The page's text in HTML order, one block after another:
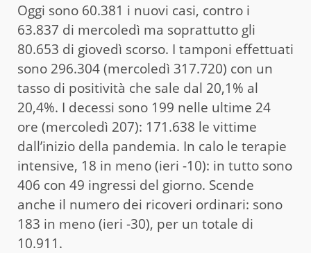
Oggi sono 60.381 i nuovi casi, contro i
63.837 di mercoledì ma soprattutto gli
80.653 di giovedì scorso. I tamponi effettuati
sono 296.304 (mercoledì 317.720) con un
tasso di positività che sale dal 20,1% al
20,4%. I decessi sono 199 nelle ultime 24
ore (mercoledì 207): 171.638 le vittime
dall’inizio della pandemia. In calo le terapie
intensive, 18 in meno (ieri -10): in tutto sono
406 con 49 ingressi del giorno. Scende
anche il numero dei ricoveri ordinari: sono
183 in meno (ieri -30), per un totale di
10.911.